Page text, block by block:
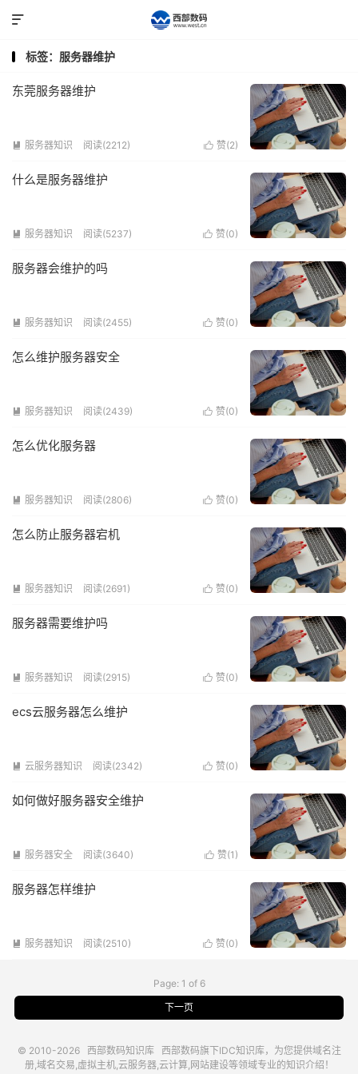

标签：服务器维护
东莞服务器维护
 服务器知识 阅读(2212)  赞(2)
什么是服务器维护
 服务器知识 阅读(5237)  赞(0)
服务器会维护的吗
 服务器知识 阅读(2455)  赞(0)
怎么维护服务器安全
 服务器知识 阅读(2439)  赞(0)
怎么优化服务器
 服务器知识 阅读(2806)  赞(0)
怎么防止服务器宕机
 服务器知识 阅读(2691)  赞(0)
服务器需要维护吗
 服务器知识 阅读(2915)  赞(0)
ecs云服务器怎么维护
 云服务器知识 阅读(2342)  赞(0)
如何做好服务器安全维护
 服务器安全 阅读(3640)  赞(1 )
服务器怎样维护
 服务器知识 阅读(2510)  赞(0)
Page: 1 of 6
下一页
© 2010-2026 西部数码知识库 西部数码旗下IDC知识库，为您提供域名注
册,域名交易,虚拟主机,云服务器,云计算,网站建设等领域专业的知识介绍！